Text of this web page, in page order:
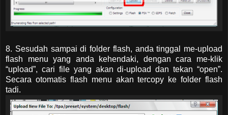
8. Sesudah sampai di folder flash, anda tinggal me-upload
flash menu yang anda kehendaki, dengan cara me-klik
“upload”, cari file yang akan di-upload dan tekan “open”.
Secara otomatis flash menu akan tercopy ke folder flash
tadi.